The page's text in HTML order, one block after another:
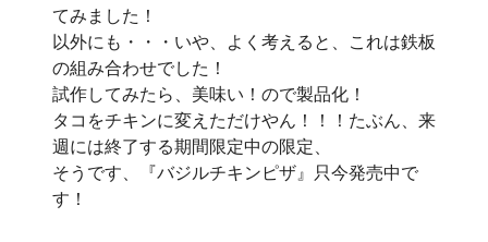
てみました！
以外にも・・・いや、よく考えると、これは鉄板
の組み合わせでした！
試作してみたら、美味い！ので製品化！
タコをチキンに変えただけやん！！！たぶん、来
週には終了する期間限定中の限定、
そうです、『バジルチキンピザ』只今発売中で
す！